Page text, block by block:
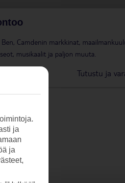
Ben, Camdenin markkinat,
musikaalit ja paljon muuta.
Tutustu ja
ja
ja